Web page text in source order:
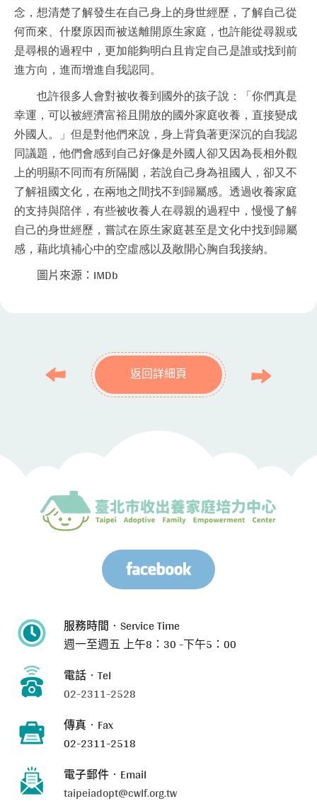
念，想清楚了解發生在自己身上的身世經歷，了解自己從
何而來、什麼原因而被送離開原生家庭，也許能從尋親或
是尋根的過程中，更加能夠明白且肯定自己是誰或找到前
進方向，進而增進自我認同。
也許很多人會對被收養到國外的孩子說：「你們真是
幸運，可以被經濟富裕且開放的國外家庭收養，直接變成
外國人。」但是對他們來說，身上背負著更深沉的自我認
同議題，他們會感到自己好像是外國人卻又因為長相外觀
上的明顯不同而有所隔閡，若說自己身為祖國人，卻又不
了解祖國文化，在兩地之間找不到歸屬感。透過收養家庭
的支持與陪伴，有些被收養人在尋親的過程中，慢慢了解
自己的身世經歷，嘗試在原生家庭甚至是文化中找到歸屬
感，藉此填補心中的空虛感以及敞開心胸自我接納。
圖片來源：IMDb
返回詳細頁
服務時間‧Service Time
週一至週五上午8：30 -下午5：00
電話‧Tel
02-2311-2528
傳真‧Fax
02-2311-2518
電子郵件‧Email
taipeiadopt@cwlf.org.tw